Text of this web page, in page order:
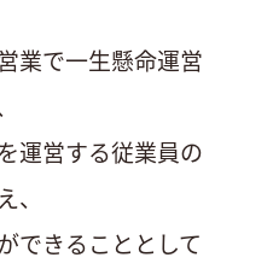
業で一生懸命運営
運営する従業員の
できることとして